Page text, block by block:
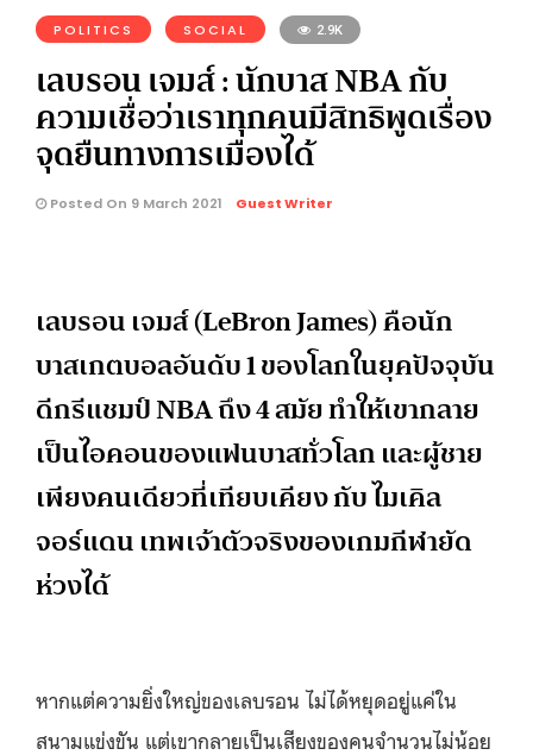
POLITICS SOCIAL 2.9K
เลบรอน เจมส์ : นักบาส NBA กับ
ความเชื่อว่าเราทุกคนมีสิทธิพูดเรื่อง
จุดยืนทางการเมืองได้
Posted On 9 March 2021 Guest Writer
เลบรอน เจมส์ (LeBron James) คือนัก
บาสเกตบอลอันดับ 1 ของโลกในยุคปัจจุบัน
ดีกรีแชมป์ NBA ถึง 4 สมัย ทำให้เขากลาย
เป็นไอคอนของแฟนบาสทั่วโลก และผู้ชาย
เพียงคนเดียวที่เทียบเคียง กับ ไมเคิล
จอร์แดน เทพเจ้าตัวจริงของเกมกีฬายัด
ห่วงได้
หากแต่ความยิ่งใหญ่ของเลบรอน ไม่ได้หยุดอยู่แค่ใน
สนามแข่งขัน แต่เขากลายเป็นเสียงของคนจำนวนไม่น้อย